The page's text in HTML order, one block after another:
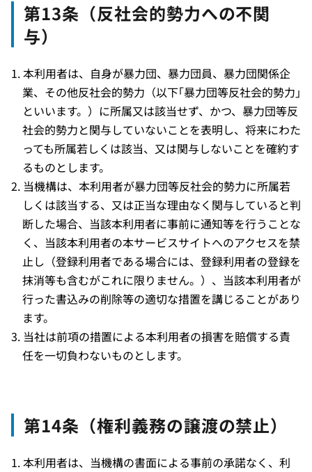
第13条（反社会的勢力への不関
与）
本利用者は、自身が暴力団、暴力団員、暴力団関係企
業、その他反社会的勢力（以下｢暴力団等反社会的勢力｣
といいます。）に所属又は該当せず、かつ、暴力団等反
社会的勢力と関与していないことを表明し、将来にわた
っても所属若しくは該当、又は関与しないことを確約す
るものとします。
当機構は、本利用者が暴力団等反社会的勢力に所属若
しくは該当する、又は正当な理由なく関与していると判
断した場合、当該本利用者に事前に通知等を行うことな
く、当該本利用者の本サービスサイトへのアクセスを禁
止し（登録利用者である場合には、登録利用者の登録を
抹消等も含むがこれに限りません。）、当該本利用者が
行った書込みの削除等の適切な措置を講じることがあり
ます。
当社は前項の措置による本利用者の損害を賠償する責
任を一切負わないものとします。
第14条（権利義務の譲渡の禁止）
本利用者は、当機構の書面による事前の承諾なく、利